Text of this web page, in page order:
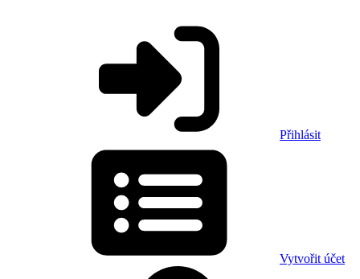
Přihlásit
Vytvořit účet